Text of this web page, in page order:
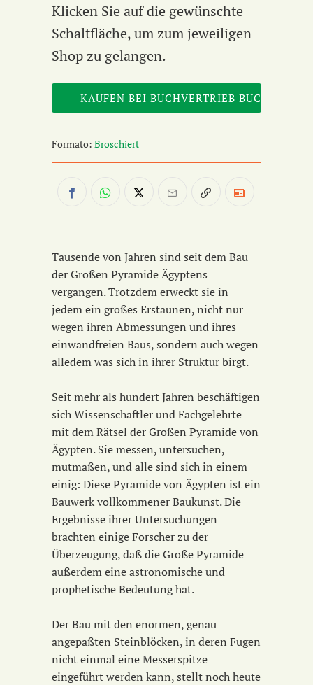
Klicken Sie auf die gewünschte
Schaltfläche, um zum jeweiligen
Shop zu gelangen.
Formato: Broschiert
Tausende von Jahren sind seit dem Bau
der Großen Pyramide Ägyptens
vergangen. Trotzdem erweckt sie in
jedem ein großes Erstaunen, nicht nur
wegen ihren Abmessungen und ihres
einwandfreien Baus, sondern auch wegen
alledem was sich in ihrer Struktur birgt.
Seit mehr als hundert Jahren beschäftigen
sich Wissenschaftler und Fachgelehrte
mit dem Rätsel der Großen Pyramide von
Ägypten. Sie messen, untersuchen,
mutmaßen, und alle sind sich in einem
einig: Diese Pyramide von Ägypten ist ein
Bauwerk vollkommener Baukunst. Die
Ergebnisse ihrer Untersuchungen
brachten einige Forscher zu der
Überzeugung, daß die Große Pyramide
außerdem eine astronomische und
prophetische Bedeutung hat.
Der Bau mit den enormen, genau
angepaßten Steinblöcken, in deren Fugen
nicht einmal eine Messerspitze
eingeführt werden kann, stellt noch heute